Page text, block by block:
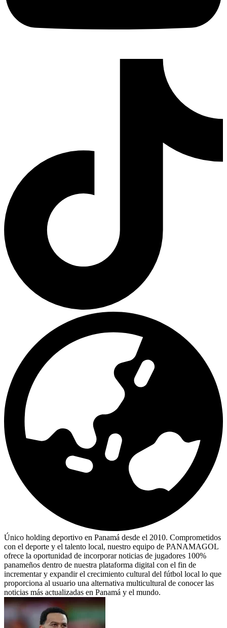
Único holding deportivo en Panamá desde el 2010. Comprometidos
con el deporte y el talento local, nuestro equipo de PANAMAGOL
ofrece la oportunidad de incorporar noticias de jugadores 100%
panameños dentro de nuestra plataforma digital con el fin de
incrementar y expandir el crecimiento cultural del fútbol local lo que
proporciona al usuario una alternativa multicultural de conocer las
noticias más actualizadas en Panamá y el mundo.